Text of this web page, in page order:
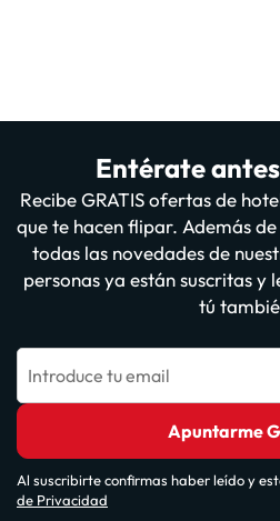
Entérate
Recibe GRATIS ofertas de
que te hacen flipar. Además
todas las novedades de
personas ya están suscritas y
tú
Introduce tu email
Apuntarme
Al suscribirte confirmas haber leído y
de Privacidad